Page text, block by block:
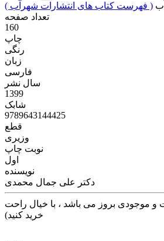
( فهرست کتاب های انتشارات شهرآب )
تعداد صفحه
160
چاپ
رنگی
زبان
فارسی
سال نشر
1399
شابک
9789643144425
قطع
وزیری
نوبت چاپ
اول
نویسنده
دکتر علی جمال محمدی
و موجودی بروز می باشد ، با خیال راحت
خرید کنید)